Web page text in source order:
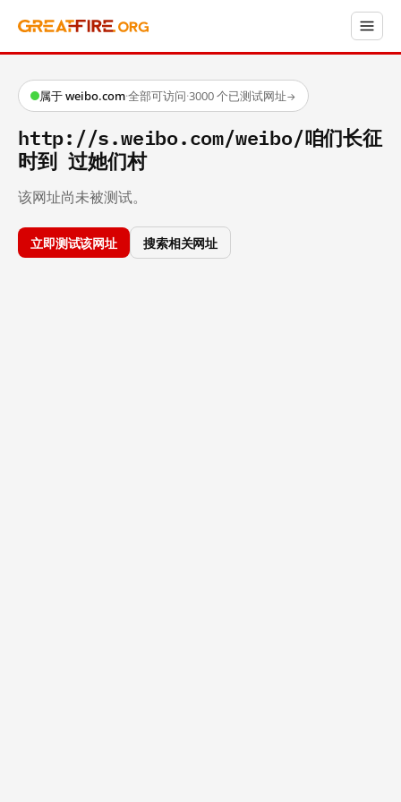
属于 weibo.com·全部可访问·3000 个已测试网址→
http://s.weibo.com/weibo/咱们长征
时到 过她们村
该网址尚未被测试。
立即测试该网址 搜索相关网址